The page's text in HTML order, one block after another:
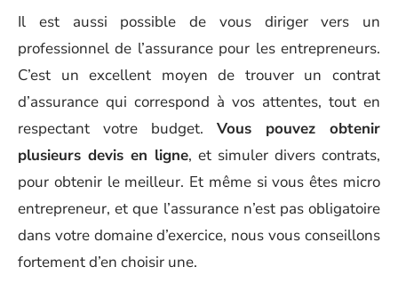
Il est aussi possible de vous diriger vers un
professionnel de l’assurance pour les entrepreneurs.
C’est un excellent moyen de trouver un contrat
d’assurance qui correspond à vos attentes, tout en
respectant votre budget. Vous pouvez obtenir
plusieurs devis en ligne, et simuler divers contrats,
pour obtenir le meilleur. Et même si vous êtes micro
entrepreneur, et que l’assurance n’est pas obligatoire
dans votre domaine d’exercice, nous vous conseillons
fortement d’en choisir une.